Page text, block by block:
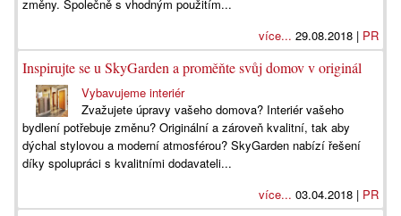
změny. Společně s vhodným použitím...
více... 29.08.2018 | PR
Inspirujte se u SkyGarden a proměňte svůj domov v originál
Vybavujeme interiér
Zvažujete úpravy vašeho domova? Interiér vašeho
bydlení potřebuje změnu? Originální a zároveň kvalitní, tak aby
dýchal stylovou a moderní atmosférou? SkyGarden nabízí řešení
díky spolupráci s kvalitními dodavateli...
více... 03.04.2018 | PR